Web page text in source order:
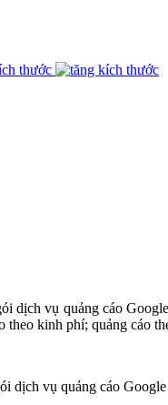
thước
dịch vụ quảng cáo
theo kinh phí; quảng cáo
dịch vụ quảng cáo